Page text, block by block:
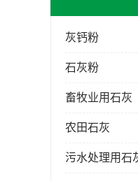
灰钙粉
石灰粉
畜牧业用石灰
农田石灰
污水处理用石